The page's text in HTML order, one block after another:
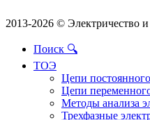
2013-2026 © Электричество
Поиск 🔍
ТОЭ
Цепи
Цепи
Методы анализа
Трехфазные